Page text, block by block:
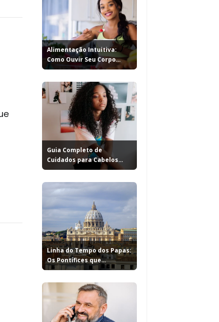
Alimentação Intuitiva:
Como Ouvir Seu Corpo
para...
Guia Completo de
Cuidados para Cabelos
Cacheados: 7...
Linha do Tempo dos Papas:
Os Pontífices que
Marcaram...